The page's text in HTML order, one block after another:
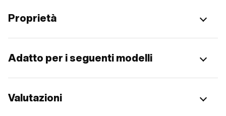
Proprietà
Adatto per i seguenti modelli
Valutazioni